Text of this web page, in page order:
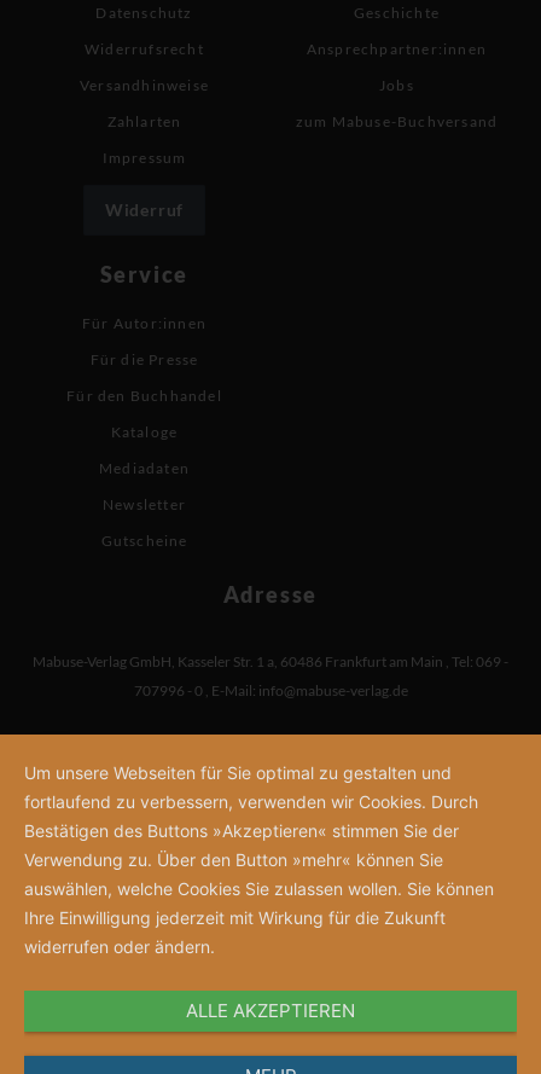
Datenschutz
Widerrufsrecht
Versandhinweise
Zahlarten
Impressum
Widerruf
Geschichte
Ansprechpartner:innen
Jobs
zum Mabuse-Buchversand
Service
Für Autor:innen
Für die Presse
Für den Buchhandel
Kataloge
Mediadaten
Newsletter
Gutscheine
Adresse
Mabuse-Verlag GmbH, Kasseler Str. 1 a, 60486 Frankfurt am Main , Tel: 069 -
707996 - 0 , E-Mail: info@mabuse-verlag.de
Um unsere Webseiten für Sie optimal zu gestalten und
fortlaufend zu verbessern, verwenden wir Cookies. Durch
Bestätigen des Buttons »Akzeptieren« stimmen Sie der
Verwendung zu. Über den Button »mehr« können Sie
auswählen, welche Cookies Sie zulassen wollen. Sie können
Ihre Einwilligung jederzeit mit Wirkung für die Zukunft
widerrufen oder ändern.
ALLE AKZEPTIEREN